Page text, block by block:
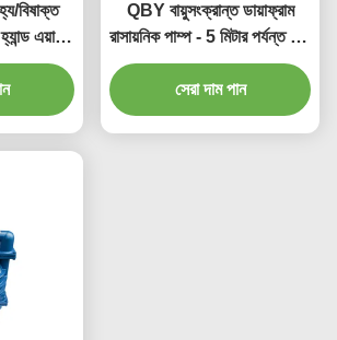
বিষাক্ত
এয়ার
পাম্প
QBY বায়ুসংক্রান্ত ডায়াফ্রাম
রাসায়নিক পাম্প - 5 মিটার পর্যন্ত স্ব-
প্রাইমিং, 50 মিটার পর্যন্ত মাথা,
আউটলেট চাপ ≥ 5 বার
সেরা দাম পান